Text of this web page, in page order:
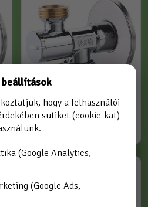
ar-smart-sz-1234 szűrős
sarokcsap
hogy a felhasználói
sütiket (cookie-kat)
(Google Analytics,
(Google Ads,